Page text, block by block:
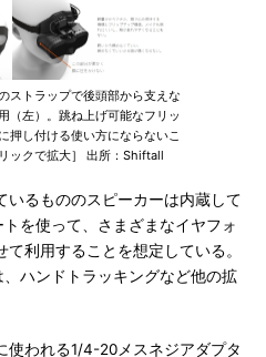
ストラップで後頭部から支えな
（左）。跳ね上げ可能なフリッ
押し付ける使い方にならないこ
ックで拡大］ 出所：Shiftall
るもののスピーカーは内蔵して
を使って、さまざまなイヤフォ
利用することを想定している。
ハンドトラッキングなど他の拡
われる1/4-20メスネジアダプタ